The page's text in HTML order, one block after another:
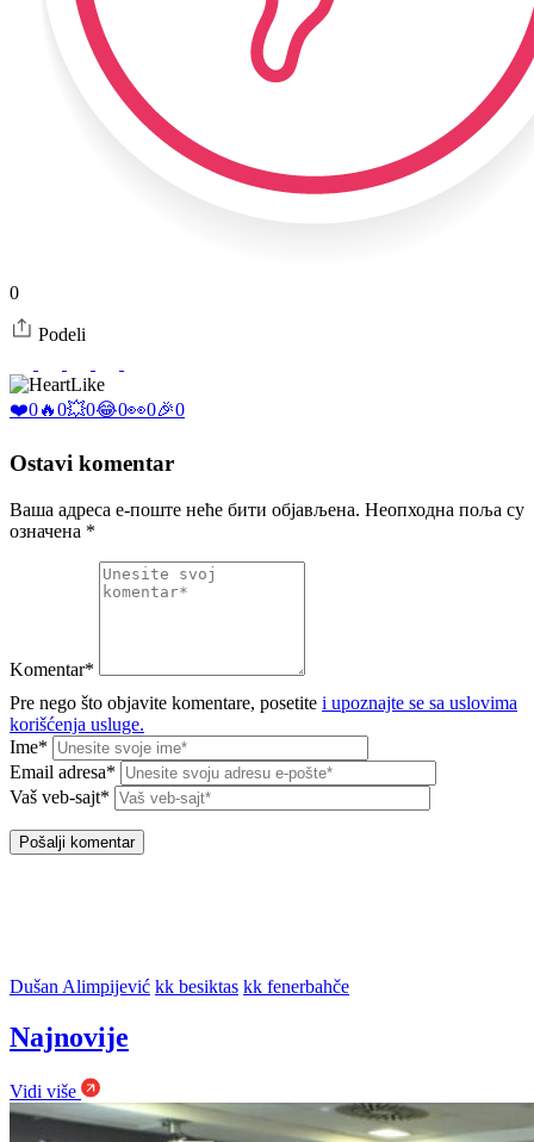
0
Podeli
Like
❤️0🔥0💥0😂0👀0🎉0
Ostavi komentar
Ваша адреса е-поште неће бити објављена. Неопходна поља су
означена *
Komentar*
Pre nego što objavite komentare, posetite i upoznajte se sa uslovima
korišćenja usluge.
Ime*
Email adresa*
Vaš veb-sajt*
Dušan Alimpijević kk besiktas kk fenerbahče
Najnovije
Vidi više